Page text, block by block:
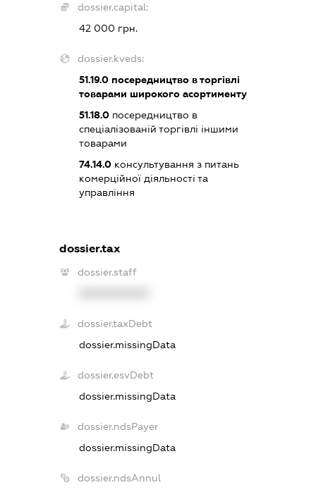
dossier.capital:
42 000 грн.
dossier.kveds:
51.19.0посередництво в торгівлі
товарами широкого асортименту
51.18.0посередництво в
спеціалізованій торгівлі іншими
товарами
74.14.0консультування з питань
комерційної діяльності та
управління
dossier.tax
dossier.staff
dossier.taxDebt
dossier.missingData
dossier.esvDebt
dossier.missingData
dossier.ndsPayer
dossier.missingData
dossier.ndsAnnul